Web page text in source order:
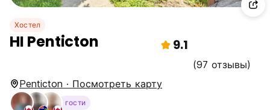
Хостел
HI Penticton 9.1
(97 отзывы)
Penticton · Посмотреть карту
гости